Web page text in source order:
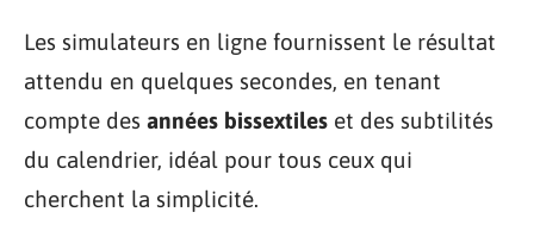
Les simulateurs en ligne fournissent le résultat
attendu en quelques secondes, en tenant
compte des années bissextiles et des subtilités
du calendrier, idéal pour tous ceux qui
cherchent la simplicité.